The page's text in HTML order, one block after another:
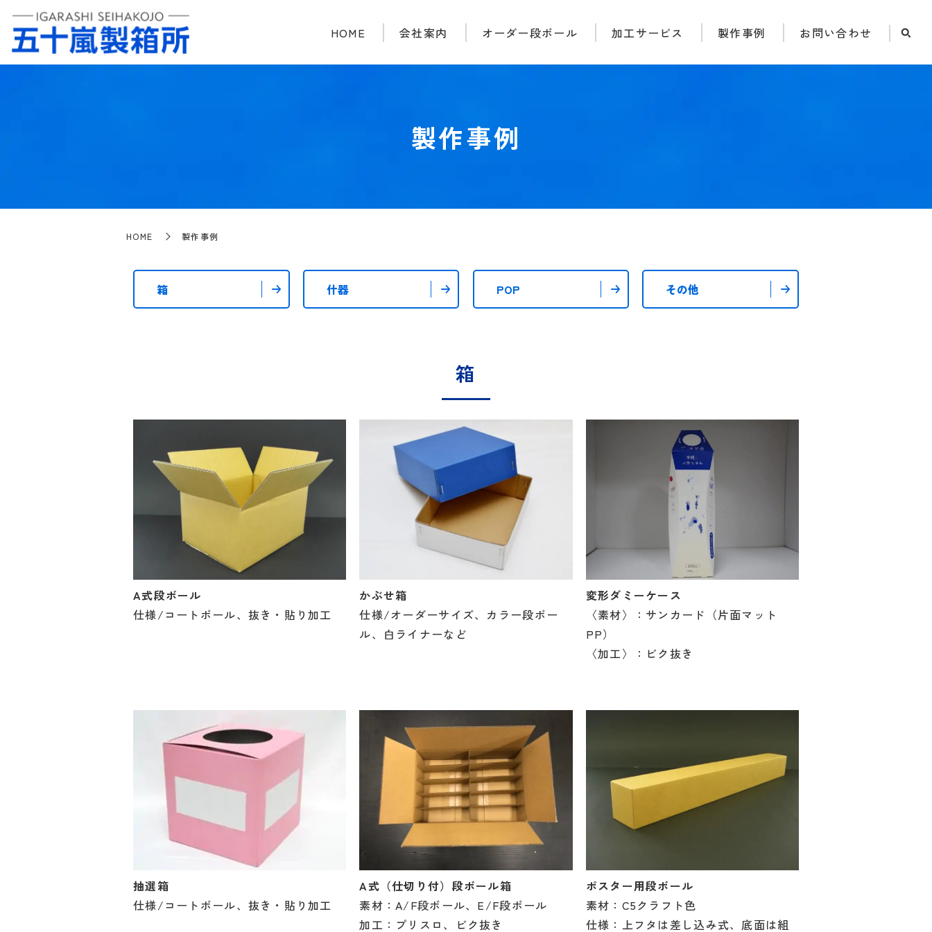
HOME 会社案内 オーダー段ボール 加工サービス 製作事例 お問い合わせ
製作事例
HOME 製作事例
箱 什器 POP その他
箱
A式段ボール
仕様/コートボール、抜き・貼り加工
かぶせ箱
仕様/オーダーサイズ、カラー段ボー
ル、白ライナーなど
変形ダミーケース
〈素材〉：サンカード（片面マット
PP）
〈加工〉：ビク抜き
抽選箱
仕様/コートボール、抜き・貼り加工
A式（仕切り付）段ボール箱
素材：A/F段ボール、E/F段ボール
加工：プリスロ、ビク抜き
ポスター用段ボール
素材：C5クラフト色
仕様：上フタは差し込み式、底面は組